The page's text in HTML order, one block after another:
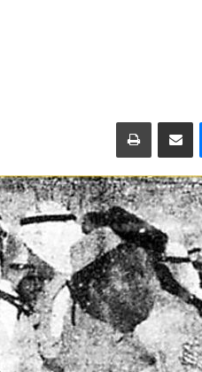
ماسنجر مشاركة عبر البريد الطباعة